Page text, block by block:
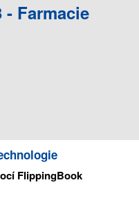
- Farmacie
FlippingBook